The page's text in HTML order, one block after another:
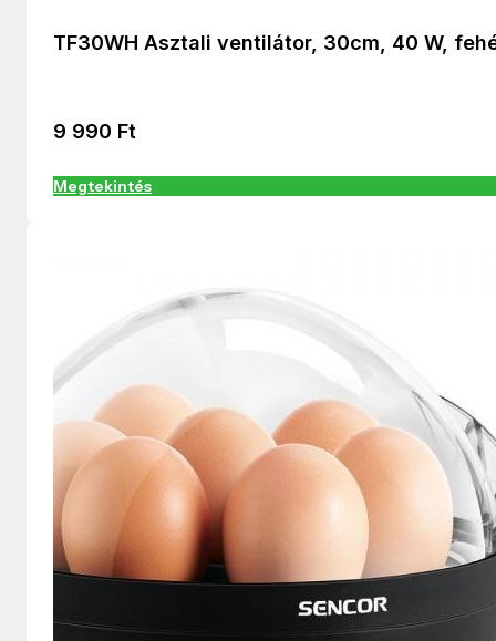
TF30WH Asztali ventilátor, 30cm, 40 W,
9 990 Ft
Megtekintés